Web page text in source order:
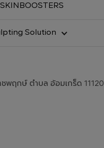
Solution
พฤกษ์ ตำบล อ้อมเกร็ด 11120